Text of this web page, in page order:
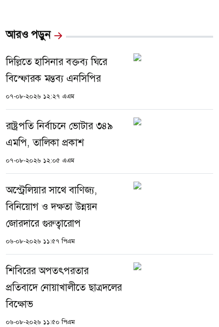
আরও পড়ুন
দিল্লিতে হাসিনার বক্তব্য ঘিরে
বিস্ফোরক মন্তব্য এনসিপির
০৭-০৮-২০২৬ ১২:২৭ এএম
রাষ্ট্রপতি নির্বাচনে ভোটার ৩৪৯
এমপি, তালিকা প্রকাশ
০৭-০৮-২০২৬ ১২:০৫ এএম
অস্ট্রেলিয়ার সাথে বাণিজ্য,
বিনিয়োগ ও দক্ষতা উন্নয়ন
জোরদারে গুরুত্বারোপ
০৬-০৮-২০২৬ ১১:৫৭ পিএম
শিবিরের অপতৎপরতার
প্রতিবাদে নোয়াখালীতে ছাত্রদলের
বিক্ষোভ
০৬-০৮-২০২৬ ১১:৫০ পিএম